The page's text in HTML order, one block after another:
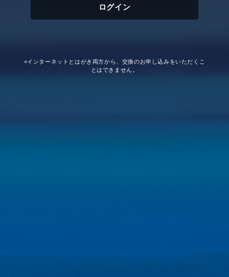
※インターネットとはがき両方から、交換のお申し込みをいただくこ
とはできません。